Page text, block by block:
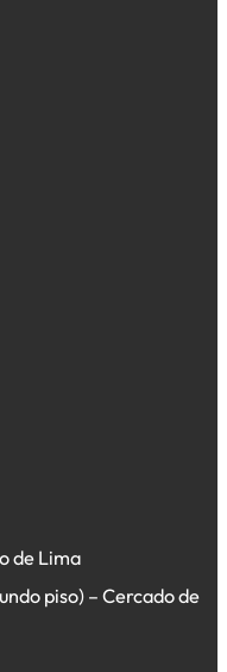
de Lima
piso) – Cercado de